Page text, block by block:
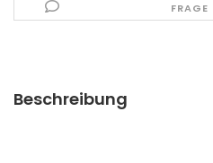
Beschreibung